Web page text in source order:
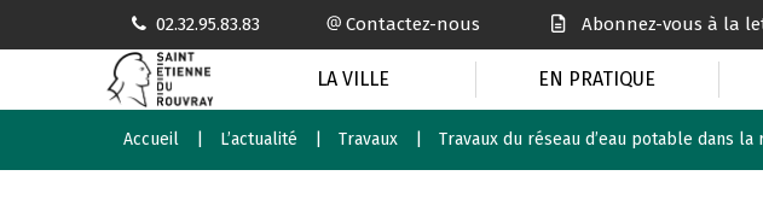
02.32.95.83.83 Contactez-nous Abonnez-vous à la
LA VILLE EN PRATIQUE
Accueil L’actualité Travaux Travaux du réseau d’eau potable dans